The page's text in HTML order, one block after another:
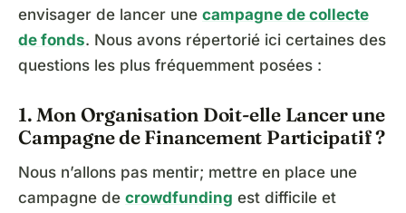
envisager de lancer une campagne de collecte
de fonds. Nous avons répertorié ici certaines des
questions les plus fréquemment posées :
1. Mon Organisation Doit-elle Lancer une
Campagne de Financement Participatif ?
Nous n’allons pas mentir; mettre en place une
campagne de crowdfunding est difficile et